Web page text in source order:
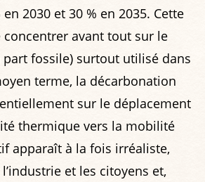
2030 et 30 % en 2035. Cette
avant tout sur le
part fossile) surtout utilisé dans
terme, la décarbonation
sur le déplacement
thermique vers la mobilité
apparaît à la fois irréaliste,
et les citoyens et,